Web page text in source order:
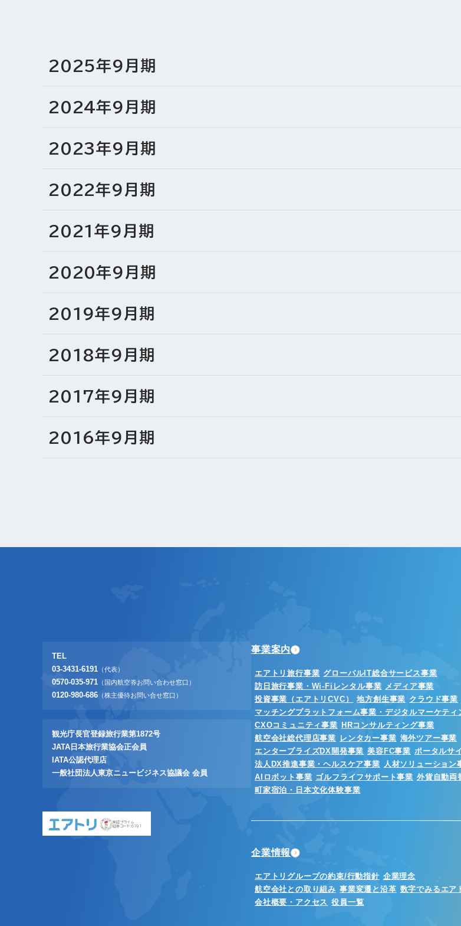
2025年9月期
2024年9月期
2023年9月期
2022年9月期
2021年9月期
2020年9月期
2019年9月期
2018年9月期
2017年9月期
2016年9月期
TEL
03-3431-6191 （代表）
0570-035-971 （国内航空券お問い合わせ窓口）
0120-980-686 （株主優待お問い合せ窓口）
観光庁長官登録旅行業第1872号
JATA日本旅行業協会正会員
IATA公認代理店
一般社団法人東京ニュービジネス協議会 会員
東証プライム
証券コード:6191
事業案内
エアトリ旅行事業 グローバルIT総合サービス事業
訪日旅行事業・Wi-Fiレンタル事業 メディア事業
投資事業（エアトリCVC）
地方創生事業 クラウド事業
マッチングプラットフォーム事業・デジタルマーケティ
CXOコミュニティ事業 HRコンサルティング事業
航空会社総代理店事業 レンタカー事業 海外ツアー事業
エンタープライズDX開発事業 美容FC事業 ポータルサ
法人DX推進事業・ヘルスケア事業 人材ソリューション
AIロボット事業 ゴルフライフサポート事業 外貨自動両
町家宿泊・日本文化体験事業
企業情報
エアトリグループの約束/行動指針 企業理念
航空会社との取り組み 事業変遷と沿革 数字でみるエア
会社概要・アクセス 役員一覧